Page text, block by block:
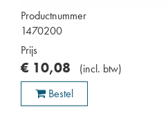
Productnummer
1470200
Prijs
€ 10,08 (incl. btw)
Bestel